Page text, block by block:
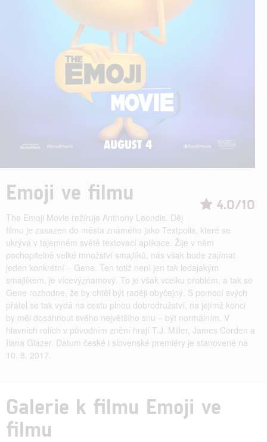
4.0/10
Emoji ve filmu
The Emoji Movie režíruje Anthony Leondis. Děj
filmu je zasazen do města známého jako Textpolis, které se
ukrývá v tajemném světě textovací aplikace. Žije v něm
pochopitelně velké množství smajlíků, nás však bude zajímat
jeden konkrétní – Gene. Ten totiž není jen tak ledajakým
smajlíkem, je vícevýznamový. To je však vcelku problém, a tak se
Gene rozhodne, že by chtěl být raději obyčejný. S pomocí svých
přátel se tak vydá na cestu plnou dobrodružství, na jejímž konci
by měl dosáhnout svého největšího snu – být normálním. V
hlavních rolích v původním znění hrají T.J. Miller, James Corden a
Ilana Glazer. Datum české i slovenské premiéry je stanovené na
10. 8. 2017.
Galerie k filmu Emoji ve
filmu